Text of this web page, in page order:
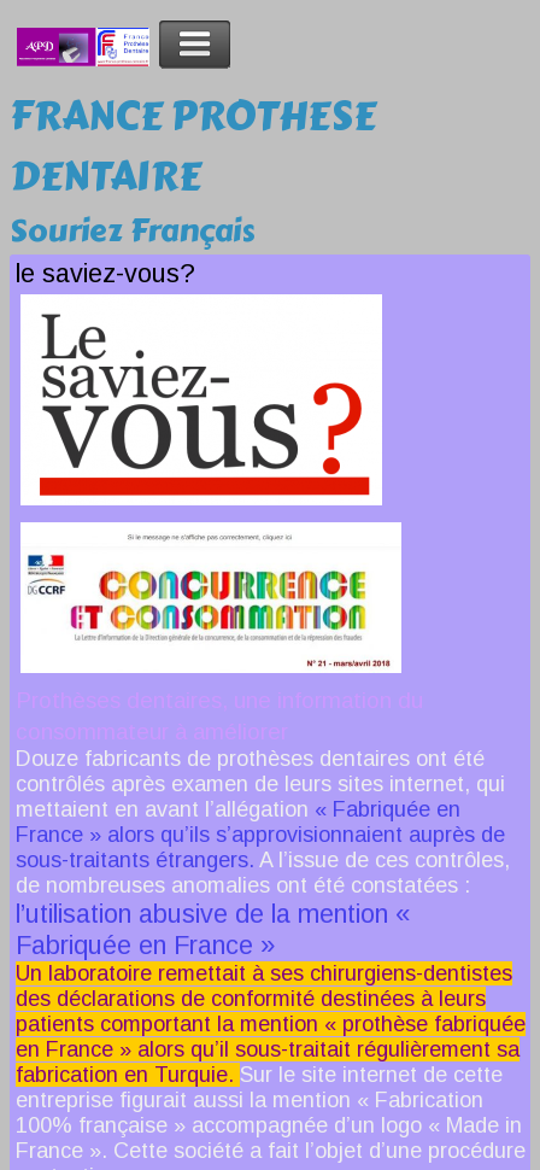
FRANCE PROTHESE
DENTAIRE
Souriez Français
le saviez-vous?
Prothèses dentaires, une information du
consommateur à améliorer
Douze fabricants de prothèses dentaires ont été
contrôlés après examen de leurs sites internet, qui
mettaient en avant l’allégation « Fabriquée en
France » alors qu’ils s’approvisionnaient auprès de
sous-traitants étrangers. A l’issue de ces contrôles,
de nombreuses anomalies ont été constatées :
l’utilisation abusive de la mention «
Fabriquée en France »
Un laboratoire remettait à ses chirurgiens-dentistes
des déclarations de conformité destinées à leurs
patients comportant la mention « prothèse fabriquée
en France » alors qu’il sous-traitait régulièrement sa
fabrication en Turquie. Sur le site internet de cette
entreprise figurait aussi la mention « Fabrication
100% française » accompagnée d’un logo « Made in
France ». Cette société a fait l’objet d’une procédure